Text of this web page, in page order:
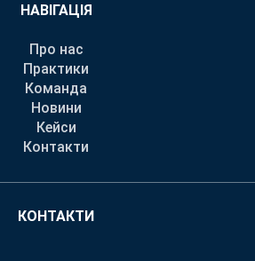
НАВІГАЦІЯ
Про нас
Практики
Команда
Новини
Кейси
Контакти
КОНТАКТИ